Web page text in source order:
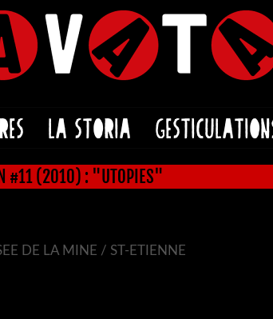
LA STORIA
#11 (2010) : "UTOPIES"
DE LA MINE / ST-ETIENNE